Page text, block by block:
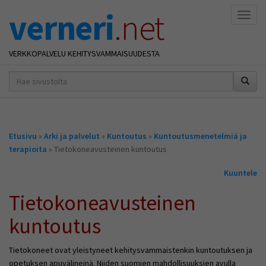
verneri.net
VERKKOPALVELU KEHITYSVAMMAISUUDESTA
hakusana(t)
Olet
täällä
Etusivu » Arki ja palvelut » Kuntoutus » Kuntoutusmenetelmiä ja
terapioita » Tietokoneavusteinen kuntoutus
Kuuntele
Tietokoneavusteinen
kuntoutus
Tietokoneet ovat yleistyneet kehitysvammaistenkin kuntoutuksen ja
opetuksen apuvälineinä. Niiden suomien mahdollisuuksien avulla